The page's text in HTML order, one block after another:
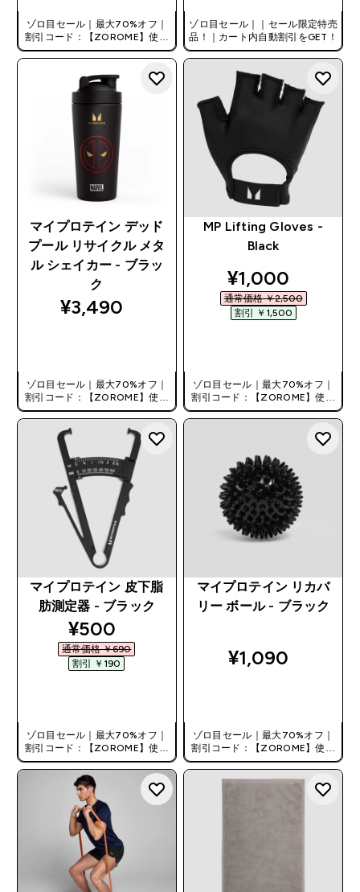
ゾロ目セール｜最大70%オフ｜
割引コード：【ZOROME】使用
で追加10%オフ！
ゾロ目セール｜｜セール限定特売
品！｜カート内自動割引をGET！
マイプロテイン デッド
プール リサイクル メタ
ル シェイカー - ブラッ
ク
¥3,490‎
ゾロ目セール｜最大70%オフ｜
割引コード：【ZOROME】使用
で追加10%オフ！
MP Lifting Gloves -
Black
discounted
¥1,000‎
通常価格 ￥2,500‎
割引 ￥1,500‎
ゾロ目セール｜最大70%オフ｜
割引コード：【ZOROME】使用
で追加10%オフ！
マイプロテイン 皮下脂
肪測定器 - ブラック
discounted price
¥500‎
通常価格 ￥690‎
割引 ￥190‎
ゾロ目セール｜最大70%オフ｜
割引コード：【ZOROME】使用
で追加10%オフ！
マイプロテイン リカバ
リー ボール - ブラック
¥1,090‎
ゾロ目セール｜最大70%オフ｜
割引コード：【ZOROME】使用
で追加10%オフ！